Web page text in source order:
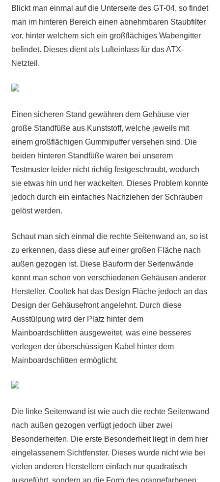
Blickt man einmal auf die Unterseite des GT-04, so findet
man im hinteren Bereich einen abnehmbaren Staubfilter
vor, hinter welchem sich ein großflächiges Wabengitter
befindet. Dieses dient als Lufteinlass für das ATX-
Netzteil.
Einen sicheren Stand gewähren dem Gehäuse vier
große Standfüße aus Kunststoff, welche jeweils mit
einem großflächigen Gummipuffer versehen sind. Die
beiden hinteren Standfüße waren bei unserem
Testmuster leider nicht richtig festgeschraubt, wodurch
sie etwas hin und her wackelten. Dieses Problem konnte
jedoch durch ein einfaches Nachziehen der Schrauben
gelöst werden.
Schaut man sich einmal die rechte Seitenwand an, so ist
zu erkennen, dass diese auf einer großen Fläche nach
außen gezogen ist. Diese Bauform der Seitenwände
kennt man schon von verschiedenen Gehäusen anderer
Hersteller. Cooltek hat das Design Fläche jedoch an das
Design der Gehäusefront angelehnt. Durch diese
Ausstülpung wird der Platz hinter dem
Mainboardschlitten ausgeweitet, was eine besseres
verlegen der überschüssigen Kabel hinter dem
Mainboardschlitten ermöglicht.
Die linke Seitenwand ist wie auch die rechte Seitenwand
nach außen gezogen verfügt jedoch über zwei
Besonderheiten. Die erste Besonderheit liegt in dem hier
eingelassenem Sichtfenster. Dieses wurde nicht wie bei
vielen anderen Herstellern einfach nur quadratisch